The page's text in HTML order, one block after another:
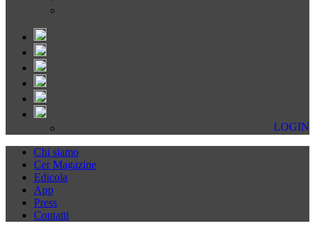
LOGIN
Chi siamo
Cer Magazine
Edicola
App
Press
Contatti